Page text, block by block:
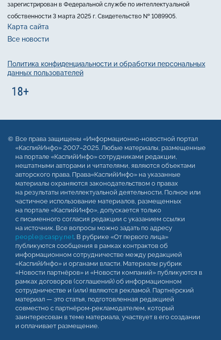
зарегистрирован в Федеральной службе по интеллектуальной
собственности 3 марта 2025 г. Свидетельство № 1089905.
Карта сайта
Все новости
Политика конфиденциальности и обработки персональных
данных пользователей
Все права защищены «Информационно-новостной портал
«КаспийИнфо» 2007–2025. Любые материалы, размещенные
на портале «КаспийИнфо» сотрудниками редакции,
нештатными авторами и читателями, являются объектами
авторского права. Права«КаспийИнфо» на указанные
материалы охраняются законодательством о правах
на результаты интеллектуальной деятельности. Полное или
частичное использование материалов, размещенных
на портале «КаспийИнфо», допускается только
с письменного согласия редакции с указанием ссылки
на источник. Все вопросы можно задать по адресу
people@caspy.net. В рубрике «От первого лица»
публикуются сообщения в рамках контрактов об
информационном сотрудничестве между редакцией
«КаспийИнфо» и органами власти. Материалы рубрик
«Новости партнёров» и «Новости компаний» публикуются в
рамках договоров (соглашений) об информационном
сотрудничестве и (или) являются рекламой. Партнёрский
материал — это статья, подготовленная редакцией
совместно с партнёром-рекламодателем, который
заинтересован в теме материала, участвует в его создании
и оплачивает размещение.